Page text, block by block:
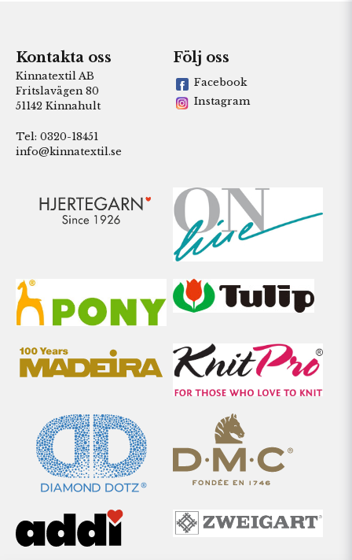
Kontakta oss
Kinnatextil AB
Fritslavägen 80
51142 Kinnahult
Tel: 0320-18451
info@kinnatextil.se
Följ oss
Facebook
Instagram